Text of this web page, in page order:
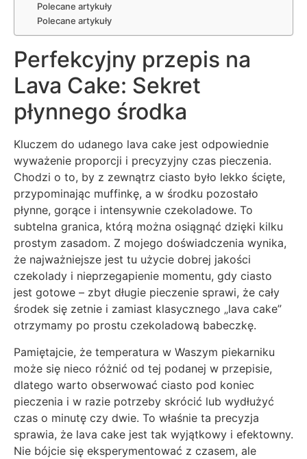
Polecane artykuły
Polecane artykuły
Perfekcyjny przepis na
Lava Cake: Sekret
płynnego środka
Kluczem do udanego lava cake jest odpowiednie
wyważenie proporcji i precyzyjny czas pieczenia.
Chodzi o to, by z zewnątrz ciasto było lekko ścięte,
przypominając muffinkę, a w środku pozostało
płynne, gorące i intensywnie czekoladowe. To
subtelna granica, którą można osiągnąć dzięki kilku
prostym zasadom. Z mojego doświadczenia wynika,
że najważniejsze jest tu użycie dobrej jakości
czekolady i nieprzegapienie momentu, gdy ciasto
jest gotowe – zbyt długie pieczenie sprawi, że cały
środek się zetnie i zamiast klasycznego „lava cake”
otrzymamy po prostu czekoladową babeczkę.
Pamiętajcie, że temperatura w Waszym piekarniku
może się nieco różnić od tej podanej w przepisie,
dlatego warto obserwować ciasto pod koniec
pieczenia i w razie potrzeby skrócić lub wydłużyć
czas o minutę czy dwie. To właśnie ta precyzja
sprawia, że lava cake jest tak wyjątkowy i efektowny.
Nie bójcie się eksperymentować z czasem, ale